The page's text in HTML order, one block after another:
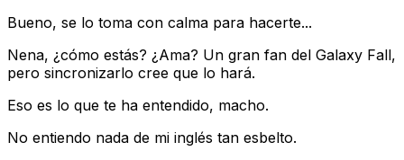
Bueno, se lo toma con calma para hacerte...
Nena, ¿cómo estás? ¿Ama? Un gran fan del Galaxy Fall,
pero sincronizarlo cree que lo hará.
Eso es lo que te ha entendido, macho.
No entiendo nada de mi inglés tan esbelto.